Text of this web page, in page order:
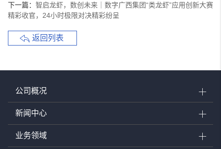
下一篇： 智启龙虾，数创未来｜数字广西集团“类龙虾”应用创新大赛
精彩收官，24小时极限对决精彩纷呈
返回列表
公司概况
新闻中心
业务领域